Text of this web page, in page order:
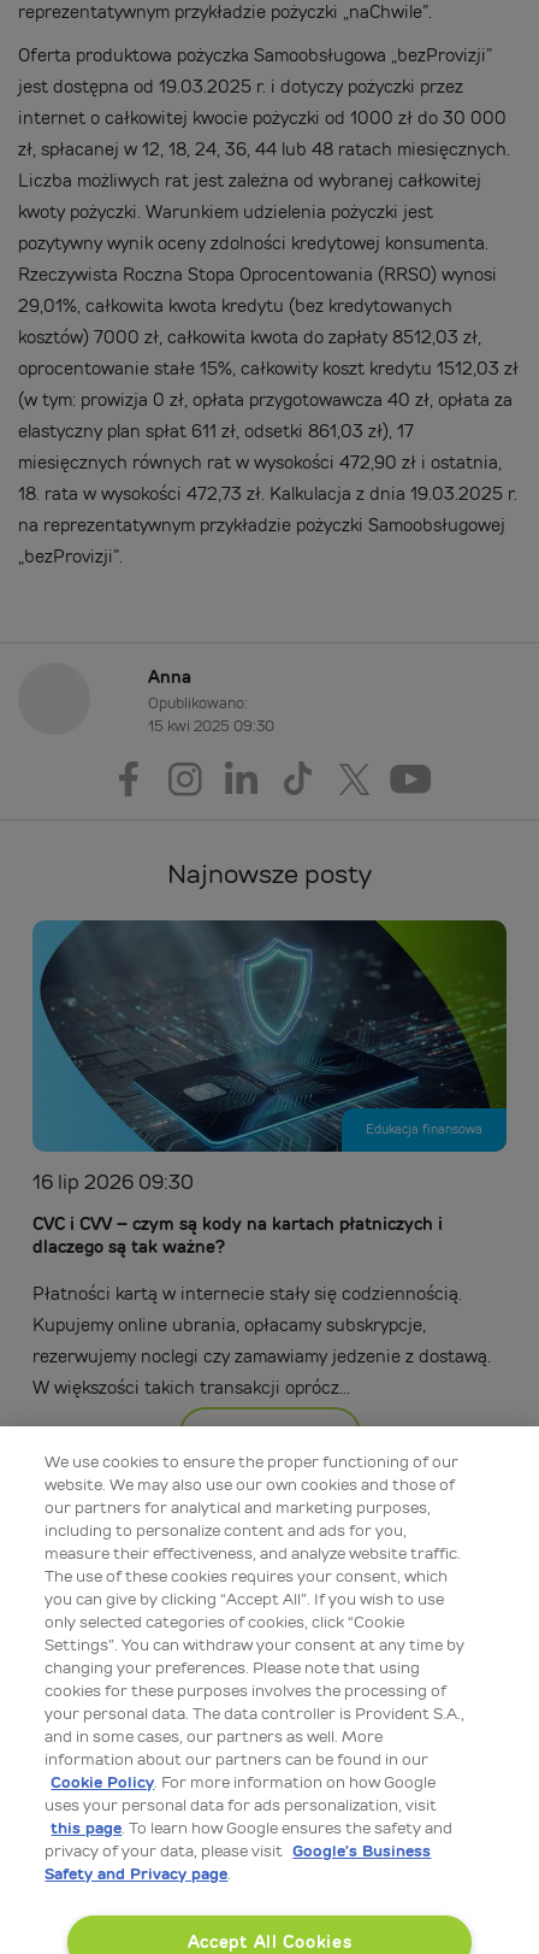
reprezentatywnym przykładzie pożyczki „naChwile”.
Oferta produktowa pożyczka Samoobsługowa „bezProvizji”
jest dostępna od 19.03.2025 r. i dotyczy pożyczki przez
internet o całkowitej kwocie pożyczki od 1000 zł do 30 000
zł, spłacanej w 12, 18, 24, 36, 44 lub 48 ratach miesięcznych.
Liczba możliwych rat jest zależna od wybranej całkowitej
kwoty pożyczki. Warunkiem udzielenia pożyczki jest
pozytywny wynik oceny zdolności kredytowej konsumenta.
Rzeczywista Roczna Stopa Oprocentowania (RRSO) wynosi
29,01%, całkowita kwota kredytu (bez kredytowanych
kosztów) 7000 zł, całkowita kwota do zapłaty 8512,03 zł,
oprocentowanie stałe 15%, całkowity koszt kredytu 1512,03 zł
(w tym: prowizja 0 zł, opłata przygotowawcza 40 zł, opłata za
elastyczny plan spłat 611 zł, odsetki 861,03 zł), 17
miesięcznych równych rat w wysokości 472,90 zł i ostatnia,
18. rata w wysokości 472,73 zł. Kalkulacja z dnia 19.03.2025 r.
na reprezentatywnym przykładzie pożyczki Samoobsługowej
„bezProvizji”.
Anna
Opublikowano:
15 kwi 2025 09:30
Najnowsze posty
Edukacja finansowa
16 lip 2026 09:30
CVC i CVV – czym są kody na kartach płatniczych i
dlaczego są tak ważne?
Płatności kartą w internecie stały się codziennością.
Kupujemy online ubrania, opłacamy subskrypcje,
rezerwujemy noclegi czy zamawiamy jedzenie z dostawą.
W większości takich transakcji oprócz...
Więcej
Edukacja bezpieczeństwa
08 lip 2026 09:00
Hasła, MFA i biometria: proste kroki, by lepiej chronić
swoje finanse
Bankowość internetowa, usługi finansowe i zakupy online
codziennego życia. To sprawia jednak, że bezpieczeństwo
We use cookies to ensure the proper functioning of our
website. We may also use our own cookies and those of
our partners for analytical and marketing purposes,
including to personalize content and ads for you,
measure their effectiveness, and analyze website traffic.
The use of these cookies requires your consent, which
you can give by clicking “Accept All”. If you wish to use
only selected categories of cookies, click “Cookie
Settings”. You can withdraw your consent at any time by
changing your preferences. Please note that using
cookies for these purposes involves the processing of
your personal data. The data controller is Provident S.A.,
and in some cases, our partners as well. More
information about our partners can be found in our
Cookie Policy. For more information on how Google
uses your personal data for ads personalization, visit
this page. To learn how Google ensures the safety and
privacy of your data, please visit Google’s Business
Safety and Privacy page.
Accept All Cookies